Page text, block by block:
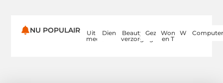
NU POPULAIR
Uit de
media
Dienstverlening
Beauty en
verzorging
Gezondheid
Woning
en Tuin
Winkelen